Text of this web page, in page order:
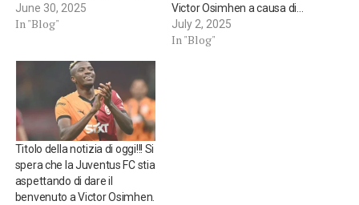
June 30, 2025
In "Blog"
Victor Osimhen a causa di…
July 2, 2025
In "Blog"
Titolo della notizia di oggi!!! Si
spera che la Juventus FC stia
aspettando di dare il
benvenuto a Victor Osimhen.